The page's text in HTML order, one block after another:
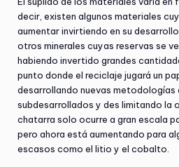
decir, existen algunos materiales
aumentar invirtiendo en su
otros minerales cuyas reservas se
habiendo invertido grandes
punto donde el reciclaje jugará un
desarrollando nuevas metodologías
subdesarrollados y des limitando la
chatarra solo ocurre a gran escala
pero ahora está aumentando para
escasos como el litio y el cobalto.